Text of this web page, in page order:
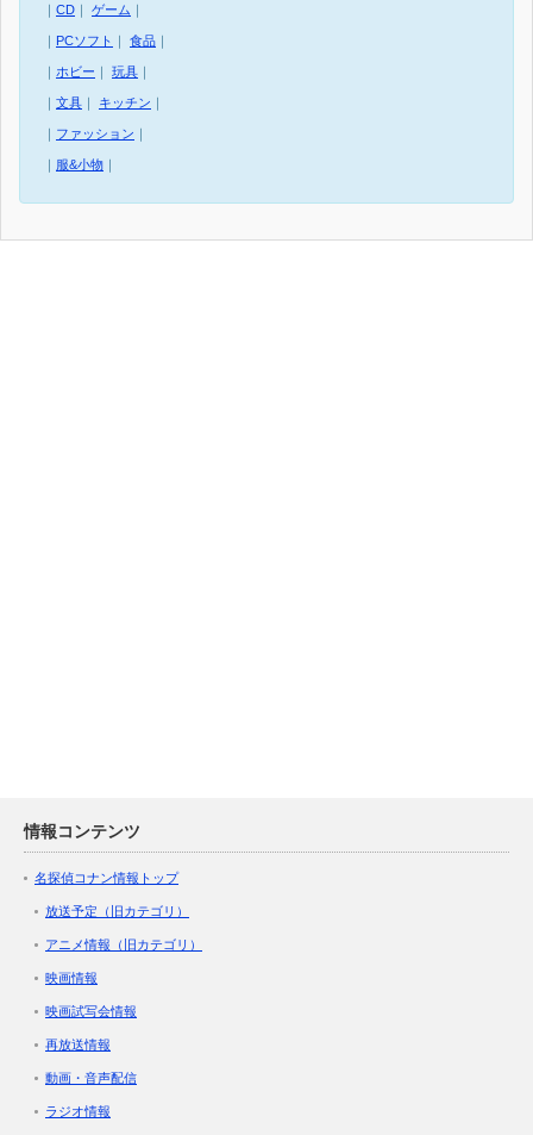
｜ CD ｜ ゲーム ｜
｜ PCソフト ｜ 食品 ｜
｜ ホビー ｜ 玩具 ｜
｜ 文具 ｜ キッチン ｜
｜ ファッション ｜
｜ 服&小物 ｜
情報コンテンツ
名探偵コナン情報トップ
放送予定（旧カテゴリ）
アニメ情報（旧カテゴリ）
映画情報
映画試写会情報
再放送情報
動画・音声配信
ラジオ情報